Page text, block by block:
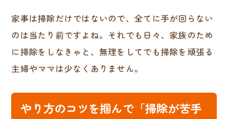
家事は掃除だけではないので、全てに手が回らない
のは当たり前ですよね。それでも日々、家族のため
に掃除をしなきゃと、無理をしてでも掃除を頑張る
主婦やママは少なくありません。
やり方のコツを掴んで「掃除が苦手